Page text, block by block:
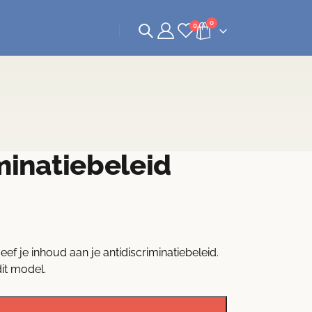
0 0
je inhoud aan je antidiscriminatiebeleid.
model.